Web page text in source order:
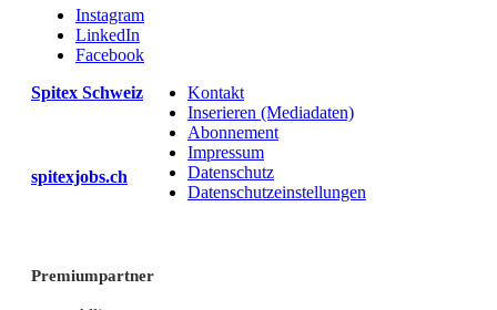
Instagram
LinkedIn
Facebook
Spitex Schweiz
spitexjobs.ch
Kontakt
Inserieren (Mediadaten)
Abonnement
Impressum
Datenschutz
Datenschutzeinstellungen
Premiumpartner